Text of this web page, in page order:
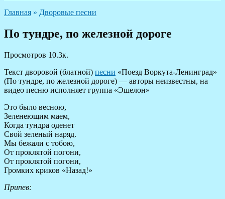
Главная » Дворовые песни
По тундре, по железной дороге
Просмотров 10.3к.
Текст дворовой (блатной) песни «Поезд Воркута-Ленинград»
(По тундре, по железной дороге) — авторы неизвестны, на
видео песню исполняет группа «Эшелон»
Это было весною,
Зеленеющим маем,
Когда тундра оденет
Свой зеленый наряд.
Мы бежали с тобою,
От проклятой погони,
От проклятой погони,
Громких криков «Назад!»
Припев: